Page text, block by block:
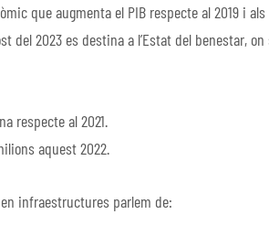
que augmenta el PIB respecte al 2019 i
del 2023 es destina a l’Estat del benestar,
respecte al 2021.
aquest 2022.
infraestructures parlem de: